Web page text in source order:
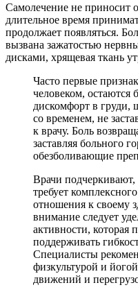
Самолечение не приносит
длительное время
продолжает появляться.
вызвана зажатостью
дисками, хрящевая ткань
Часто первые
человеком,
дискомфорт в
со временем, не
к врачу. Боль
заставляя больного
обезболивающие
Врачи подчеркивают,
требует
отношения к своему
внимание следует
активности,
поддерживать
Специалисты
физкультурой и
движений и